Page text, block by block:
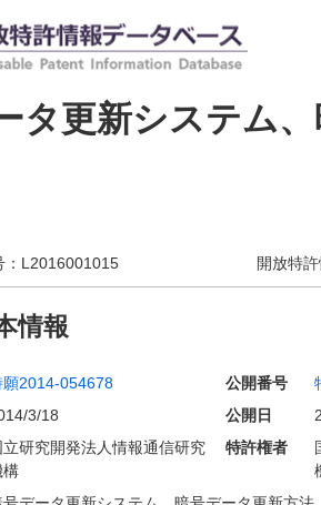
タ更新システム
L2016001015 開放特
情報
願2014-054678 公開番号
3/18 公開日
立研究開発法人情報通信研究
構
特許権者